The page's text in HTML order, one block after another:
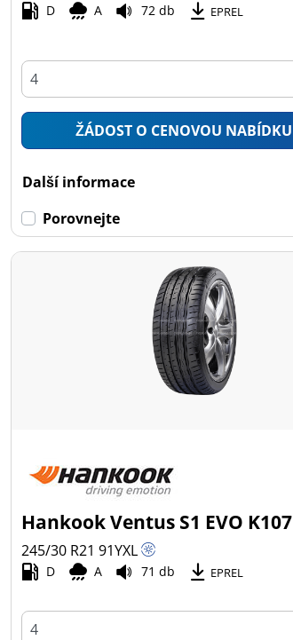
D A 72 db EPREL
ŽÁDOST O CENOVOU NABÍDKU
Další informace
Porovnejte
Hankook Ventus S1 EVO K107
245/30 R2191YXL
D A 71 db EPREL